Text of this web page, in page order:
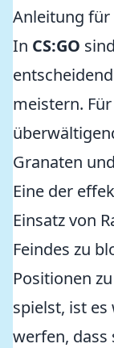
Anleitung für
In CS:GO
meistern.
Granaten
Eine der
Einsatz von
Feindes zu
Positionen
spielst, ist es
werfen, dass